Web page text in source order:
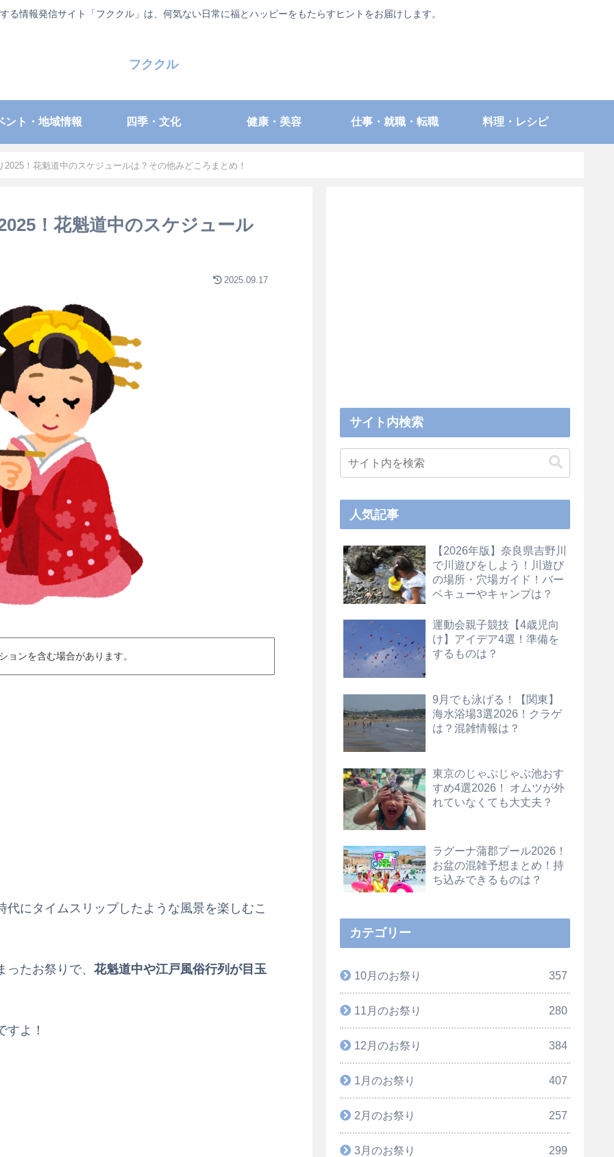
る情報発信サイト「フククル」は、何気ない日常に福とハッピーをもたらすヒントをお届けします。
フククル
ント・地域情報 四季・文化 健康・美容 仕事・就職・転職 料理・レシピ
！花魁道中のスケジュールは？その他みどころまとめ！
！花魁道中のスケジュール
2025.09.17
ョンを含む場合があります。
代にタイムスリップしたような風景を楽しむこ
たお祭りで、 花魁道中や江戸風俗行列が目玉
すよ！
サイト内検索
人気記事
【2026年版】奈良県吉野川
で川遊びをしよう！川遊び
の場所・穴場ガイド！バー
ベキューやキャンプは？
運動会親子競技【4歳児向
け】アイデア4選！準備を
するものは？
9月でも泳げる！【関東】
海水浴場3選2026！クラゲ
は？混雑情報は？
東京のじゃぶじゃぶ池おす
すめ4選2026！ オムツが外
れていなくても大丈夫？
ラグーナ蒲郡プール2026！
お盆の混雑予想まとめ！持
ち込みできるものは？
カテゴリー
10月のお祭り 357
11月のお祭り 280
12月のお祭り 384
1月のお祭り 407
2月のお祭り 257
3月のお祭り 299